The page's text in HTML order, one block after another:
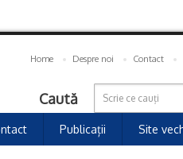
Home Despre noi Contact
Caută
Publicații Site